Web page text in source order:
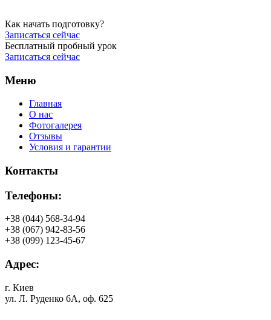
Как начать подготовку?
Записаться сейчас
Бесплатный пробный урок
Записаться сейчас
Меню
Главная
О нас
Фотогалерея
Отзывы
Условия и гарантии
Контакты
Телефоны:
+38 (044) 568-34-94
+38 (067) 942-83-56
+38 (099) 123-45-67
Адрес:
г. Киев
ул. Л. Руденко 6А, оф. 625